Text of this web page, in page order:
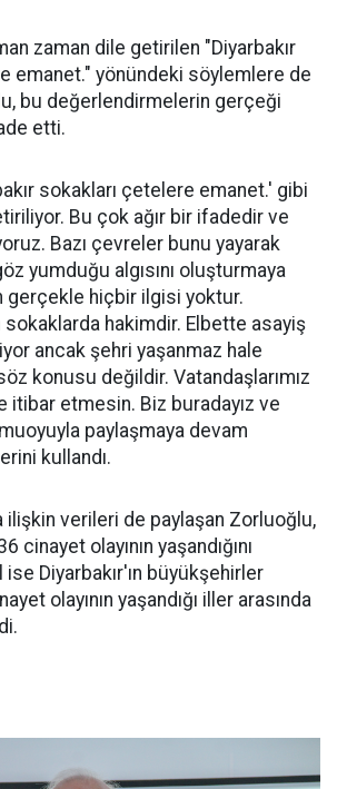
zaman dile getirilen "Diyarbakır
emanet." yönündeki söylemlere de
bu değerlendirmelerin gerçeği
etti.
sokakları çetelere emanet.' gibi
Bu çok ağır bir ifadedir ve
Bazı çevreler bunu yayarak
yumduğu algısını oluşturmaya
gerçekle hiçbir ilgisi yoktur.
hakimdir. Elbette asayiş
ancak şehri yaşanmaz hale
konusu değildir. Vatandaşlarımız
itibar etmesin. Biz buradayız ve
paylaşmaya devam
kullandı.
ilişkin verileri de paylaşan Zorluoğlu,
cinayet olayının yaşandığını
ise Diyarbakır'ın büyükşehirler
olayının yaşandığı iller arasında